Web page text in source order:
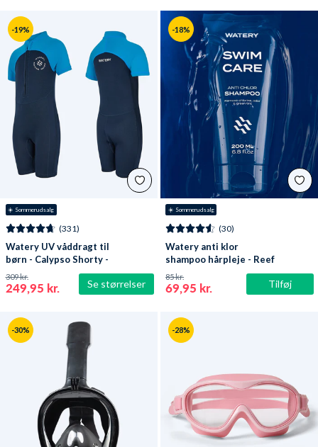
-19%
☀️ Sommerudsalg
Se størrelser
(331)
Watery UV våddragt til
børn - Calypso Shorty -
Mørkeblå
249,95 kr.
309 kr.
-18%
☀️ Sommerudsalg
Tilføj
(30)
Watery anti klor
shampoo hårpleje - Reef
69,95 kr.
85 kr.
-30% -28%